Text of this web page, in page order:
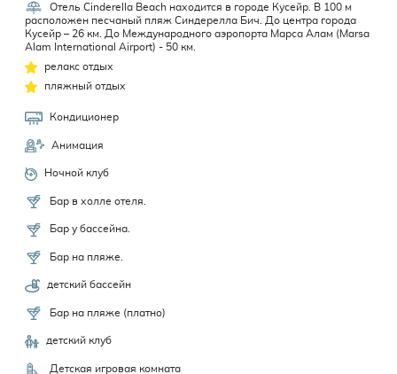
3
Отель Cinderella Beach находится в городе Кусейр. В 100 м
расположен песчаный пляж Синдерелла Бич. До центра города
Кусейр – 26 км. До Международного аэропорта Марса Алам (Marsa
Alam International Airport) - 50 км.
релакс отдых
пляжный отдых
Кондиционер
Анимация
Ночной клуб
Бар в холле отеля.
Бар у бассейна.
Бар на пляже.
детский бассейн
Бар на пляже (платно)
детский клуб
Детская игровая комната